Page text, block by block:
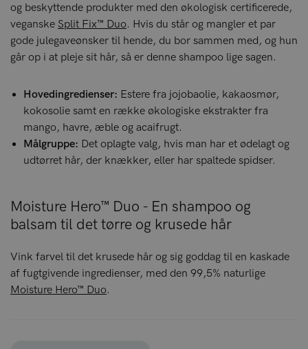
og beskyttende produkter med den økologisk certificerede,
veganske Split Fix™ Duo. Hvis du står og mangler et par
gode julegaveønsker til hende, du bor sammen med, og hun
går op i at pleje sit hår, så er denne shampoo lige sagen.
Hovedingredienser: Estere fra jojobaolie, kakaosmør,
kokosolie samt en række økologiske ekstrakter fra
mango, havre, æble og acaifrugt.
Målgruppe: Det oplagte valg, hvis man har et ødelagt og
udtørret hår, der knækker, eller har spaltede spidser.
Moisture Hero™ Duo - En shampoo og
balsam til det tørre og krusede hår
Vink farvel til det krusede hår og sig goddag til en kaskade
af fugtgivende ingredienser, med den 99,5% naturlige
Moisture Hero™ Duo.